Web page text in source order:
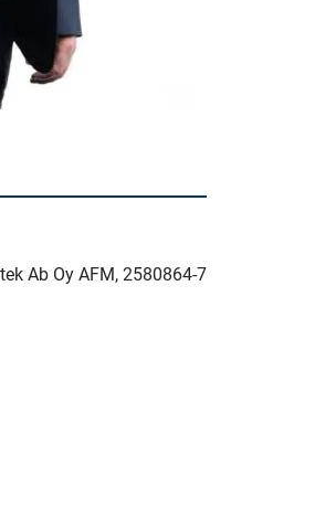
Ab Oy AFM, 2580864-7